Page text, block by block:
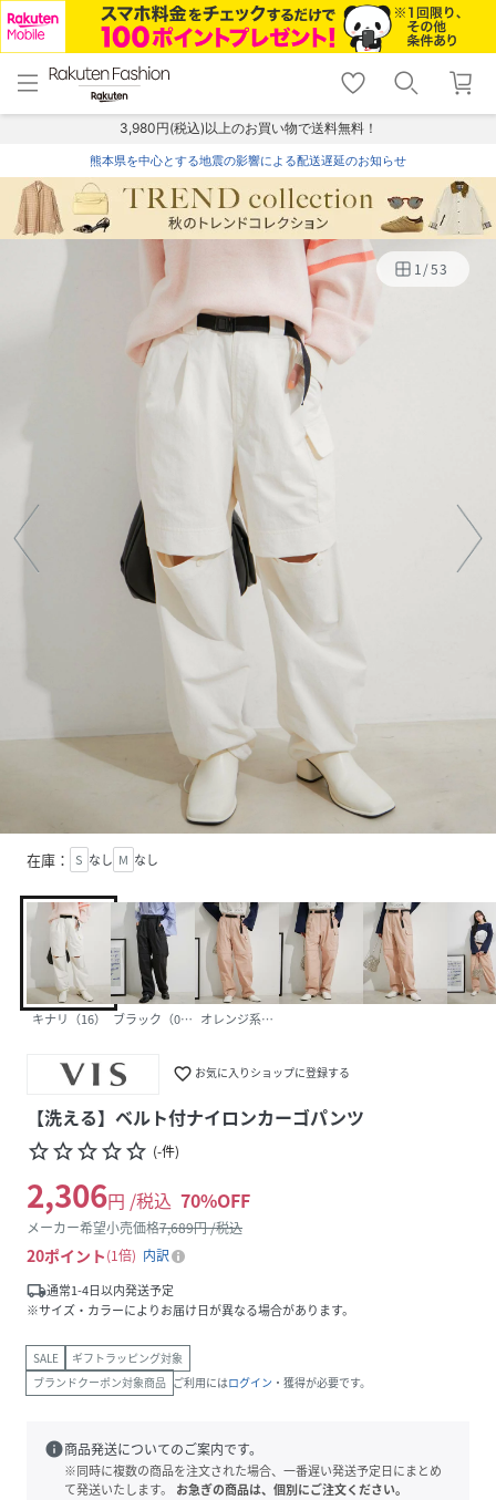
menu home
トップ
shopping_cart lock_outline
ログイン
3,980円(税込)以上のお買い物で送料無料！
熊本県を中心とする地震の影響による配送遅延のお知らせ
1/53
在庫： S なし M なし
キナリ（16） ブラック（01） オレンジ系（74）
favorite_border お気に入りショップに登録する
【洗える】ベルト付ナイロンカーゴパンツ
star_borderstar_borderstar_borderstar_borderstar_border (-件)
2,306円 /税込 70%OFF
メーカー希望小売価格7,689円 /税込
20ポイント 1倍
内訳
local_shipping通常1-4日以内発送予定
※サイズ・カラーによりお届け日が異なる場合があります。
SALE
ギフトラッピング対象
ブランドクーポン対象商品 ご利用にはログイン ・獲得が必要です。
info商品発送についてのご案内です。
※同時に複数の商品を注文された場合、一番遅い発送予定日にまとめ
て発送いたします。
お急ぎの商品は、個別にご注文ください。